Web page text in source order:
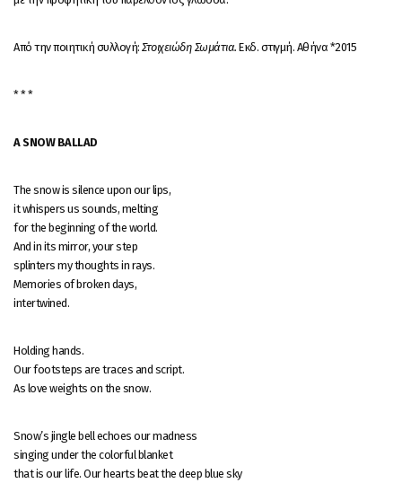
Από την ποιητική συλλογή: Στοιχειώδη Σωμάτια. Εκδ. στιγμή. Αθήνα *2015
* * *
A SNOW BALLAD
The snow is silence upon our lips,
it whispers us sounds, melting
for the beginning of the world.
And in its mirror, your step
splinters my thoughts in rays.
Memories of broken days,
intertwined.
Holding hands.
Our footsteps are traces and script.
As love weights on the snow.
Snow’s jingle bell echoes our madness
singing under the colorful blanket
that is our life. Our hearts beat the deep blue sky